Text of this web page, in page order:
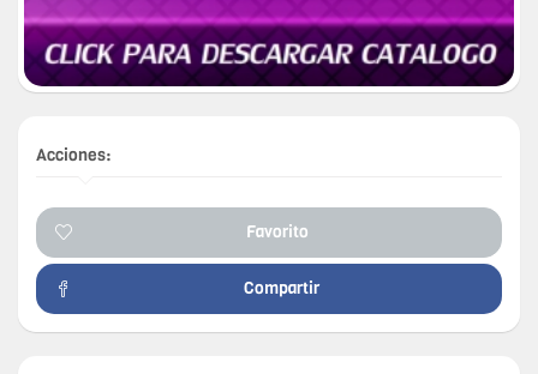
Acciones:
Favorito
Compartir